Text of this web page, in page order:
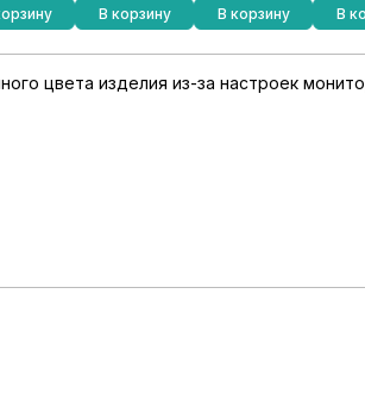
В корзину
В корзину
В
цвета изделия из-за настроек